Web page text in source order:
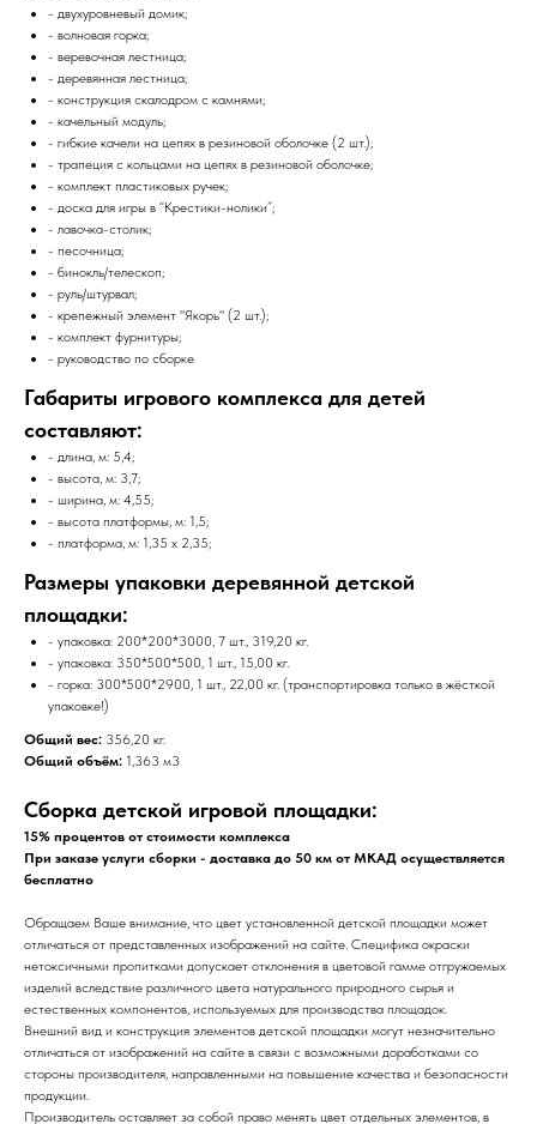
- двухуровневый домик;
- волновая горка;
- веревочная лестница;
- деревянная лестница;
- конструкция скалодром с камнями;
- качельный модуль;
- гибкие качели на цепях в резиновой оболочке (2 шт.);
- трапеция с кольцами на цепях в резиновой оболочке;
- комплект пластиковых ручек;
- доска для игры в “Крестики-нолики”;
- лавочка-столик;
- песочница;
- бинокль/телескоп;
- руль/штурвал;
- крепежный элемент "Якорь" (2 шт.);
- комплект фурнитуры;
- руководство по сборке
Габариты игрового комплекса для детей
составляют:
- длина, м: 5,4;
- высота, м: 3,7;
- ширина, м: 4,55;
- высота платформы, м: 1,5;
- платформа, м: 1,35 х 2,35;
Размеры упаковки деревянной детской
площадки:
- упаковка: 200*200*3000, 7 шт., 319,20 кг.
- упаковка: 350*500*500, 1 шт., 15,00 кг.
- горка: 300*500*2900, 1 шт., 22,00 кг. (транспортировка только в жёсткой
упаковке!)
Общий вес: 356,20 кг.
Общий объём: 1,363 м3
Сборка детской игровой площадки:
15% процентов от стоимости комплекса
При заказе услуги сборки - доставка до 50 км от МКАД осуществляется
бесплатно
Обращаем Ваше внимание, что цвет установленной детской площадки может
отличаться от представленных изображений на сайте. Специфика окраски
нетоксичными пропитками допускает отклонения в цветовой гамме отгружаемых
изделий вследствие различного цвета натурального природного сырья и
естественных компонентов, используемых для производства площадок.
Внешний вид и конструкция элементов детской площадки могут незначительно
отличаться от изображений на сайте в связи с возможными доработками со
стороны производителя, направленными на повышение качества и безопасности
продукции.
Производитель оставляет за собой право менять цвет отдельных элементов, в